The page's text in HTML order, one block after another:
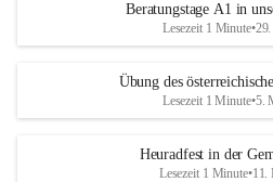
Beratungstage A1 in
Lesezeit 1 Minute•
Übung des
Lesezeit 1 Minute•5.
Heuradfest in der
Lesezeit 1 Minute•11.